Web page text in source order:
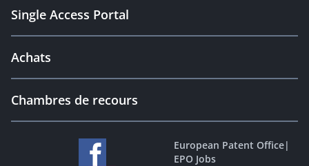
Single Access Portal
Achats
Chambres de recours
European Patent Office|
EPO Jobs